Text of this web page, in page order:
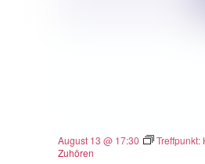
August 13 @ 17:30
Treffpunkt:
Zuhören